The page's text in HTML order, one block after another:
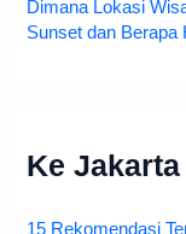
Dimana Lokasi
Sunset dan Berapa
Ke Jakarta
15 Rekomendasi